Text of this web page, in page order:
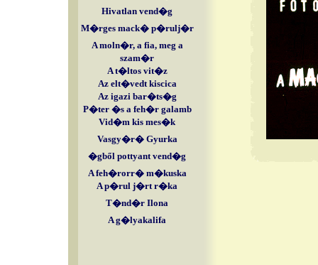
Hivatlan vend�g
M�rges mack� p�rulj�r
A moln�r, a fia, meg a
szam�r
A t�ltos vit�z
Az elt�vedt kiscica
Az igazi bar�ts�g
P�ter �s a feh�r galamb
Vid�m kis mes�k
Vasgy�r� Gyurka
�gből pottyant vend�g
A feh�rorr� m�kuska
A p�rul j�rt r�ka
T�nd�r Ilona
A g�lyakalifa